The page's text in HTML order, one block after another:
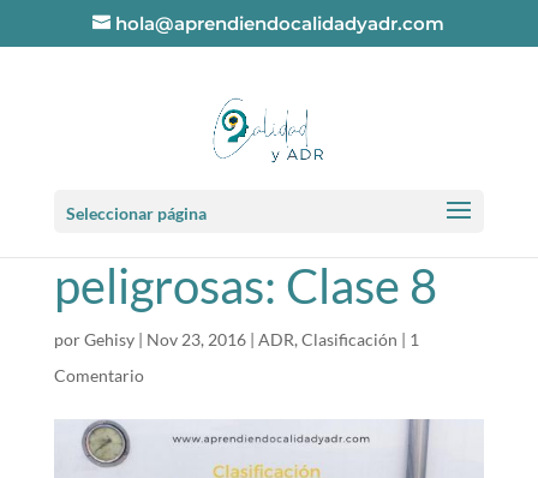
hola@aprendiendocalidadyadr.com
Seleccionar página
mercancías
peligrosas: Clase 8
porGehisy| Nov 23, 2016| ADR, Clasificación | 1
Comentario